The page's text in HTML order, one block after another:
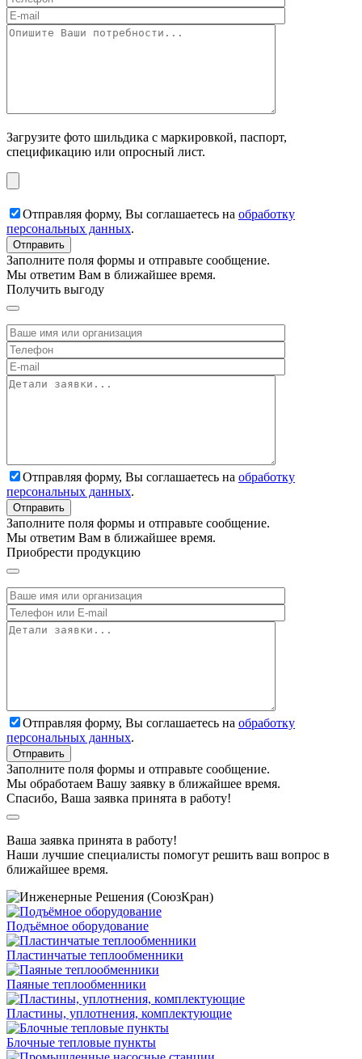
Загрузите фото шильдика с маркировкой, паспорт,
спецификацию или опросный лист.
Отправляя форму, Вы соглашаетесь на обработку
персональных данных.
Заполните поля формы и отправьте сообщение.
Мы ответим Вам в ближайшее время.
Получить выгоду
Отправляя форму, Вы соглашаетесь на обработку
персональных данных.
Заполните поля формы и отправьте сообщение.
Мы ответим Вам в ближайшее время.
Приобрести продукцию
Отправляя форму, Вы соглашаетесь на обработку
персональных данных.
Заполните поля формы и отправьте сообщение.
Мы обработаем Вашу заявку в ближайшее время.
Спасибо, Ваша заявка принята в работу!
Ваша заявка принята в работу!
Наши лучшие специалисты помогут решить ваш вопрос в
ближайшее время.
Подъёмное оборудование
Пластинчатые теплообменники
Паяные теплообменники
Пластины, уплотнения, комплектующие
Блочные тепловые пункты